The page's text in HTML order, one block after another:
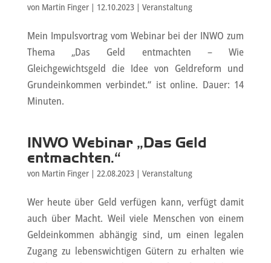
von Martin Finger| 12.10.2023| Veranstaltung
Mein Impulsvortrag vom Webinar bei der INWO zum
Thema „Das Geld entmachten – Wie
Gleichgewichtsgeld die Idee von Geldreform und
Grundeinkommen verbindet.“ ist online. Dauer: 14
Minuten.
INWO Webinar „Das Geld
entmachten.“
von Martin Finger| 22.08.2023| Veranstaltung
Wer heute über Geld verfügen kann, verfügt damit
auch über Macht. Weil viele Menschen von einem
Geldeinkommen abhängig sind, um einen legalen
Zugang zu lebenswichtigen Gütern zu erhalten wie